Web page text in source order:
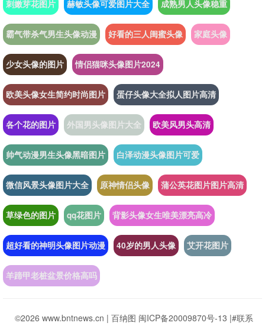
刺嫩芽花图片 赫敏头像可爱图片大全 成熟男人头像稳重
霸气带杀气男生头像动漫 好看的三人闺蜜头像 家庭头像
少女头像的图片 情侣猫咪头像图片2024
欧美头像女生简约时尚图片 蛋仔头像大全拟人图片高清
各个花的图片 外国男头像图片大全 欧美风男头高清
帅气动漫男生头像黑暗图片 白泽动漫头像图片可爱
微信风景头像图片大全 原神情侣头像 蒲公英花图片图片高清
草绿色的图片 qq花图片 背影头像女生唯美漂亮高冷
超好看的神明头像图片动漫 40岁的男人头像 艾开花图片
羊蹄甲老桩盆景价格高吗
©2026 www.bntnews.cn | 百纳图 闽ICP备20009870号-13 |#联系